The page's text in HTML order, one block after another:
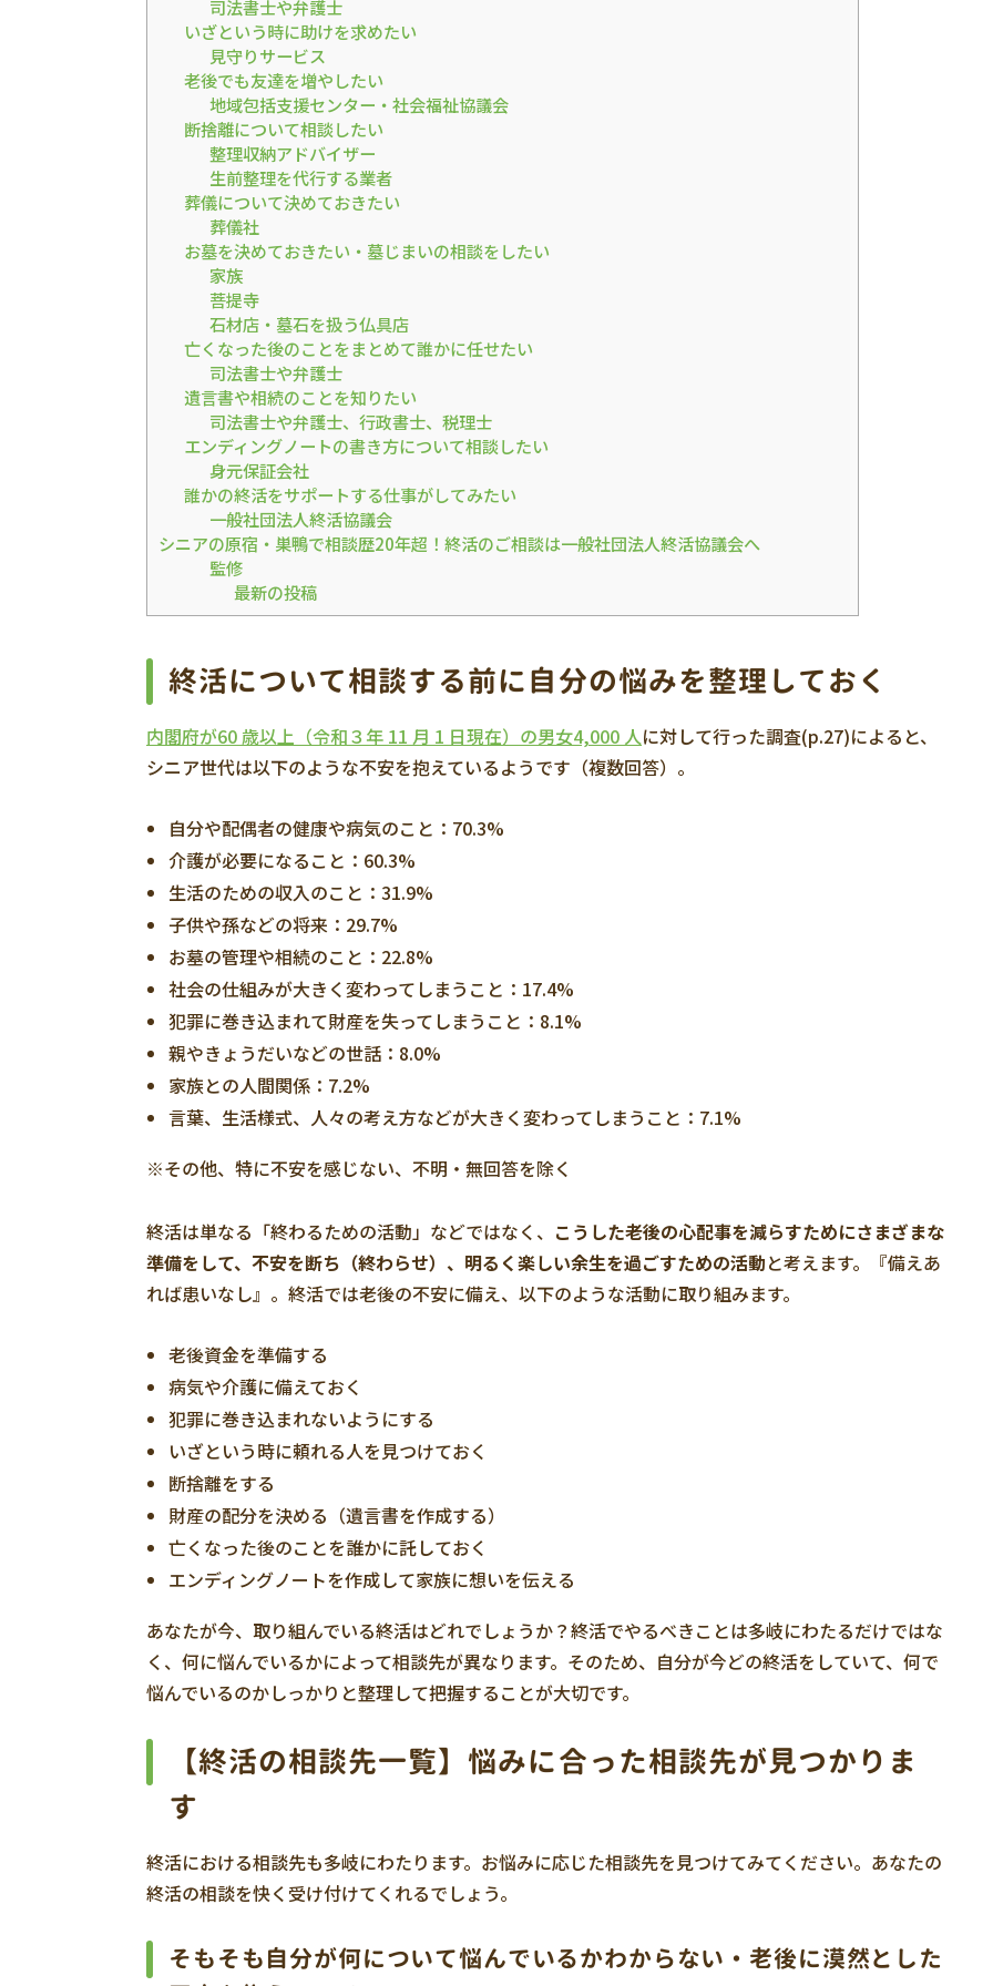
司法書士や弁護士
いざという時に助けを求めたい
見守りサービス
老後でも友達を増やしたい
地域包括支援センター・社会福祉協議会
断捨離について相談したい
整理収納アドバイザー
生前整理を代行する業者
葬儀について決めておきたい
葬儀社
お墓を決めておきたい・墓じまいの相談をしたい
家族
菩提寺
石材店・墓石を扱う仏具店
亡くなった後のことをまとめて誰かに任せたい
司法書士や弁護士
遺言書や相続のことを知りたい
司法書士や弁護士、行政書士、税理士
エンディングノートの書き方について相談したい
身元保証会社
誰かの終活をサポートする仕事がしてみたい
一般社団法人終活協議会
シニアの原宿・巣鴨で相談歴20年超！終活のご相談は一般社団法人終活協議会へ
監修
最新の投稿
終活について相談する前に自分の悩みを整理しておく
内閣府が60 歳以上（令和３年 11 月 1 日現在）の男女4,000 人に対して行った調査(p.27)によると、
シニア世代は以下のような不安を抱えているようです（複数回答）。
自分や配偶者の健康や病気のこと：70.3%
介護が必要になること：60.3%
生活のための収入のこと：31.9%
子供や孫などの将来：29.7%
お墓の管理や相続のこと：22.8%
社会の仕組みが大きく変わってしまうこと：17.4%
犯罪に巻き込まれて財産を失ってしまうこと：8.1%
親やきょうだいなどの世話：8.0%
家族との人間関係：7.2%
言葉、生活様式、人々の考え方などが大きく変わってしまうこと：7.1%
※その他、特に不安を感じない、不明・無回答を除く
終活は単なる「終わるための活動」などではなく、 こうした老後の心配事を減らすためにさまざまな
準備をして、不安を断ち（終わらせ）、明るく楽しい余生を過ごすための活動と考えます。『備えあ
れば患いなし』。終活では老後の不安に備え、以下のような活動に取り組みます。
老後資金を準備する
病気や介護に備えておく
犯罪に巻き込まれないようにする
いざという時に頼れる人を見つけておく
断捨離をする
財産の配分を決める（遺言書を作成する）
亡くなった後のことを誰かに託しておく
エンディングノートを作成して家族に想いを伝える
あなたが今、取り組んでいる終活はどれでしょうか？終活でやるべきことは多岐にわたるだけではな
く、何に悩んでいるかによって相談先が異なります。そのため、自分が今どの終活をしていて、何で
悩んでいるのかしっかりと整理して把握することが大切です。
【終活の相談先一覧】悩みに合った相談先が見つかりま
す
終活における相談先も多岐にわたります。お悩みに応じた相談先を見つけてみてください。あなたの
終活の相談を快く受け付けてくれるでしょう。
そもそも自分が何について悩んでいるかわからない・老後に漠然とした